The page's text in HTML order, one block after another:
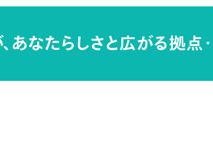
あなたらしさと広がる拠点・